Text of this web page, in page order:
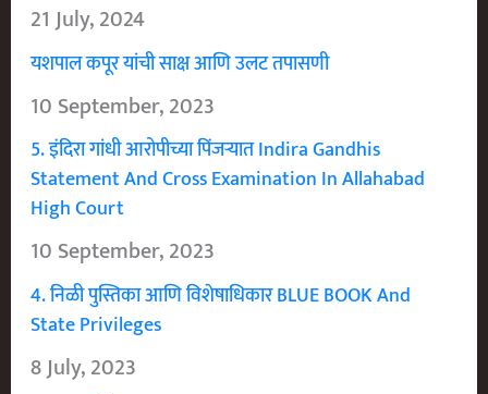
21 July, 2024
यशपाल कपूर यांची साक्ष आणि उलट तपासणी
10 September, 2023
5. इंदिरा गांधी आरोपीच्या पिंजऱ्यात Indira Gandhis
Statement And Cross Examination In Allahabad
High Court
10 September, 2023
4. निळी पुस्तिका आणि विशेषाधिकार BLUE BOOK And
State Privileges
8 July, 2023